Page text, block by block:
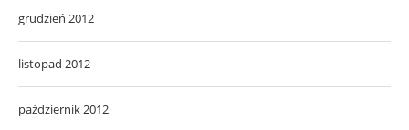
grudzień 2012
listopad 2012
październik 2012